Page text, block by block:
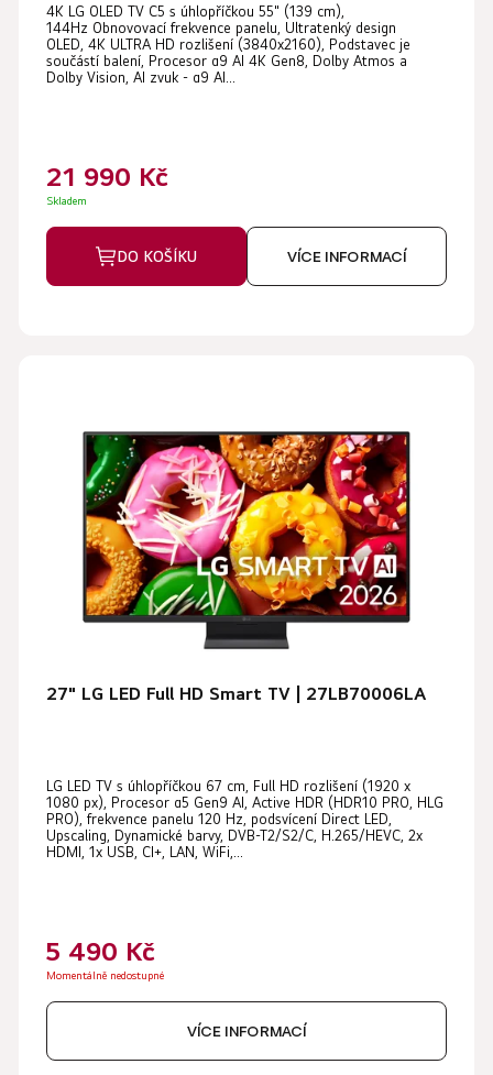
hodnocení
produktu
je
5
hvězdiček.
4K LG OLED TV C5 s úhlopříčkou 55" (139 cm),
144Hz Obnovovací frekvence panelu, Ultratenký design
OLED, 4K ULTRA HD rozlišení (3840x2160), Podstavec je
součástí balení, Procesor α9 AI 4K Gen8, Dolby Atmos a
Dolby Vision, AI zvuk - α9 AI...
21 990 Kč
Skladem
DO KOŠÍKU VÍCE INFORMACÍ
27" LG LED Full HD Smart TV | 27LB70006LA
LG LED TV s úhlopříčkou 67 cm, Full HD rozlišení (1920 x
1080 px), Procesor α5 Gen9 AI, Active HDR (HDR10 PRO, HLG
PRO), frekvence panelu 120 Hz, podsvícení Direct LED,
Upscaling, Dynamické barvy, DVB-T2/S2/C, H.265/HEVC, 2x
HDMI, 1x USB, CI+, LAN, WiFi,...
5 490 Kč
Momentálně nedostupné
VÍCE INFORMACÍ